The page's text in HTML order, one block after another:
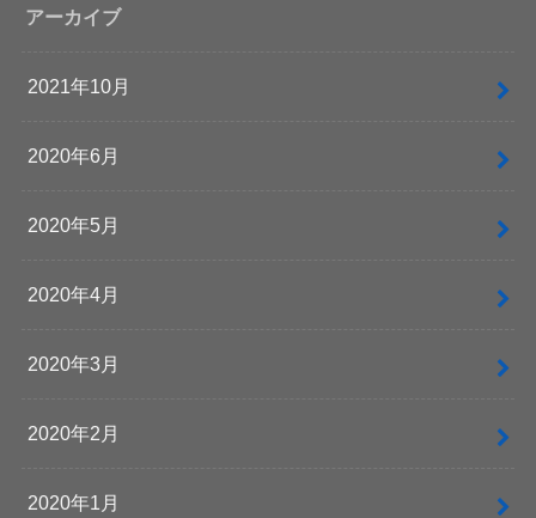
アーカイブ
2021年10月
2020年6月
2020年5月
2020年4月
2020年3月
2020年2月
2020年1月